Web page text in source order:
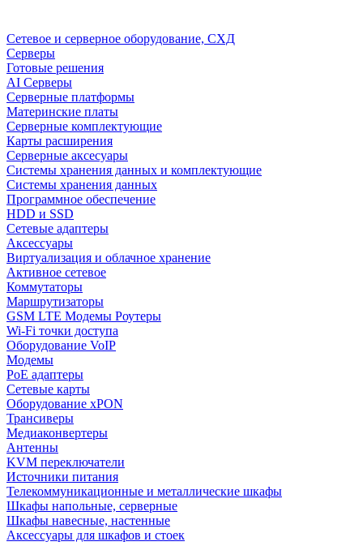
Сетевое и серверное оборудование, СХД
Cерверы
Готовые решения
AI Серверы
Серверные платформы
Материнские платы
Серверные комплектующие
Карты расширения
Серверные аксесуары
Системы хранения данных и комплектующие
Системы хранения данных
Программное обеспечение
HDD и SSD
Сетевые адаптеры
Аксессуары
Виртуализация и облачное хранение
Активное сетевое
Коммутаторы
Маршрутизаторы
GSM LTE Модемы Роутеры
Wi-Fi точки доступа
Оборудование VoIP
Модемы
PoE адаптеры
Сетевые карты
Оборудование xPON
Трансиверы
Медиаконвертеры
Антенны
KVM переключатели
Источники питания
Телекоммуникационные и металлические шкафы
Шкафы напольные, серверные
Шкафы навесные, настенные
Аксессуары для шкафов и стоек